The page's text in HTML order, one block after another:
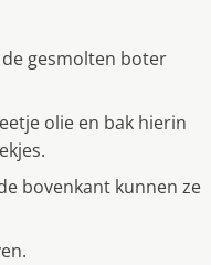
gesmolten boter
olie en bak hierin
bovenkant kunnen ze